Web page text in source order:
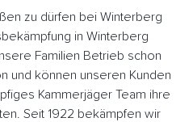
zu dürfen bei Winterberg
in Winterberg
Familien Betrieb schon
und können unseren Kunden
Kammerjäger Team ihre
Seit 1922 bekämpfen wir